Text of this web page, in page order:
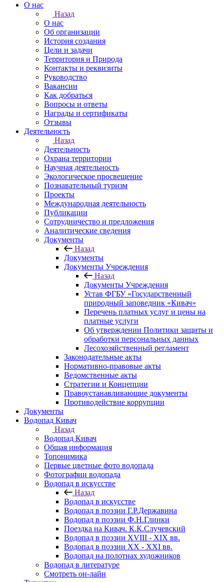
О нас
Назад
О нас
Об организации
История создания
Цели и задачи
Территория и Природа
Контакты и реквизиты
Руководство
Вакансии
Как добраться
Вопросы и ответы
Награды и сертификаты
Отзывы
Деятельность
Назад
Деятельность
Охрана территории
Научная деятельность
Экологическое просвещение
Познавательный туризм
Проекты
Международная деятельность
Публикации
Сотрудничество и предложения
Аналитические сведения
Документы
Назад
Документы
Документы Учреждения
Назад
Документы Учреждения
Устав ФГБУ «Государственный
природный заповедник «Кивач»
Перечень платных услуг и цены на
платные услуги
Об утверждении Политики защиты и
обработки персональных данных
Лесохозяйственный регламент
Законодательные акты
Нормативно-правовые акты
Ведомственные акты
Стратегии и Концепции
Правоустанавливающие документы
Противодействие коррупции
Документы
Водопад Кивач
Назад
Водопад Кивач
Общая информация
Топонимика
Первые цветные фото водопада
Фотографии водопада
Водопад в искусстве
Назад
Водопад в искусстве
Водопад в поэзии Г.Р.Державина
Водопад в поэзии Ф.Н.Глинки
Поездка на Кивач. К.К.Случевский
Водопад в поэзии XVIII - XIX вв.
Водопад в поэзии XX - XXI вв.
Водопад на полотнах художников
Водопад в литературе
Смотреть он-лайн